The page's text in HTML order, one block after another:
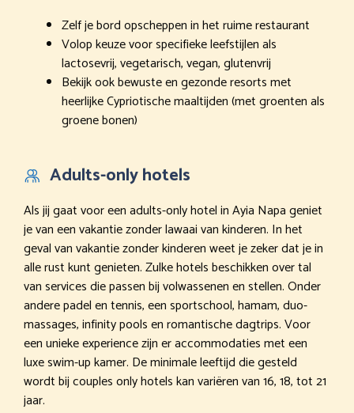
Zelf je bord opscheppen in het ruime restaurant
Volop keuze voor specifieke leefstijlen als
lactosevrij, vegetarisch, vegan, glutenvrij
Bekijk ook bewuste en gezonde resorts met
heerlijke Cypriotische maaltijden (met groenten als
groene bonen)
Adults-only hotels
Als jij gaat voor een adults-only hotel in Ayia Napa geniet
je van een vakantie zonder lawaai van kinderen. In het
geval van vakantie zonder kinderen weet je zeker dat je in
alle rust kunt genieten. Zulke hotels beschikken over tal
van services die passen bij volwassenen en stellen. Onder
andere padel en tennis, een sportschool, hamam, duo-
massages, infinity pools en romantische dagtrips. Voor
een unieke experience zijn er accommodaties met een
luxe swim-up kamer. De minimale leeftijd die gesteld
wordt bij couples only hotels kan variëren van 16, 18, tot 21
jaar.